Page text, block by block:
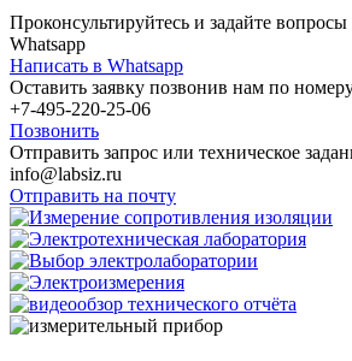
Проконсультируйтесь и задайте вопросы
Whatsapp
Написать в Whatsapp
Оставить заявку позвонив нам по
+7-495-220-25-06
Позвонить
Отправить запрос или техническое
info@labsiz.ru
Отправить на почту